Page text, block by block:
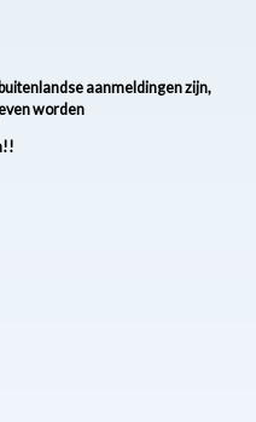
aanmeldingen zijn,
worden